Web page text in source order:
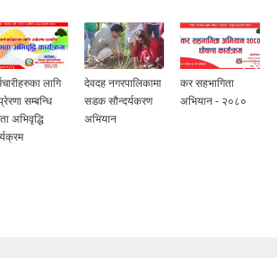
लागि
सम्बन्धि
अभिवृद्धि
देवदह नगरपालिकामा
सडक सौन्दर्यकरण
अभियान
कर सहभागिता
अभियान - २०८०